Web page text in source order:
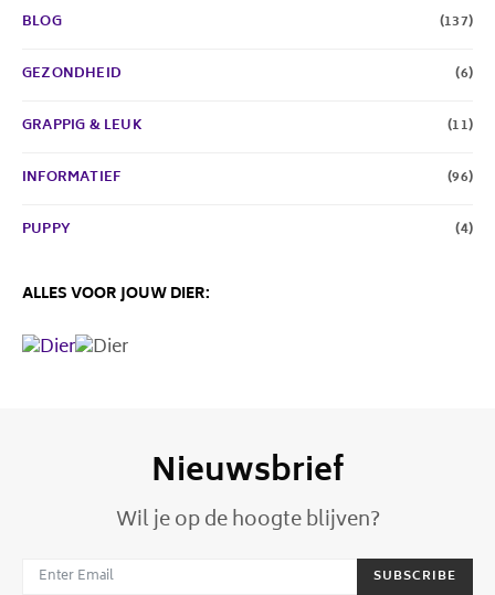
BLOG (137)
GEZONDHEID (6)
GRAPPIG & LEUK (11)
INFORMATIEF (96)
PUPPY (4)
ALLES VOOR JOUW DIER:
Nieuwsbrief
Wil je op de hoogte blijven?
SUBSCRIBE